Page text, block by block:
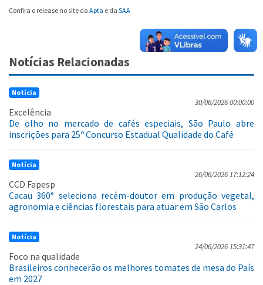
Confira o release no site da Apta e da SAA
Notícias Relacionadas
Notícia
30/06/2026 00:00:00
Excelência
De olho no mercado de cafés especiais, São Paulo abre
inscrições para 25º Concurso Estadual Qualidade do Café
Notícia
26/06/2026 17:12:24
CCD Fapesp
Cacau 360° seleciona recém-doutor em produção vegetal,
agronomia e ciências florestais para atuar em São Carlos
Notícia
24/06/2026 15:31:47
Foco na qualidade
Brasileiros conhecerão os melhores tomates de mesa do País
em 2027